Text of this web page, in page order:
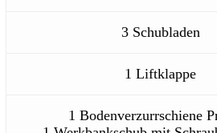
3 Schubladen
1 Liftklappe
1 Bodenverzurrschiene